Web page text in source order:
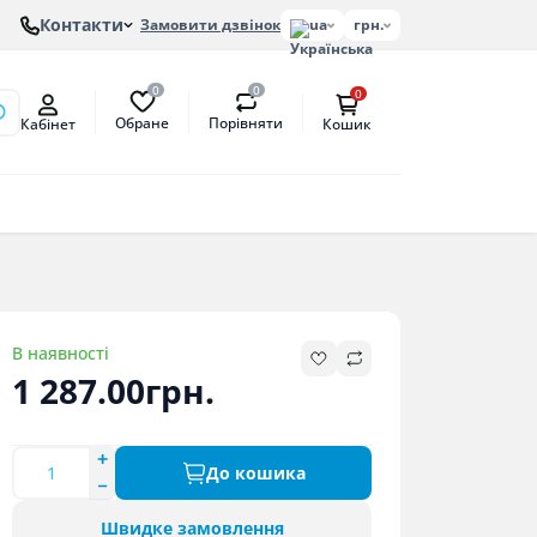
Контакти Замовити дзвінок ua грн.
Кабінет
0
Обране
0
Порівняти
0
Кошик
В наявності
1 287.00грн.
До кошика
Швидке замовлення